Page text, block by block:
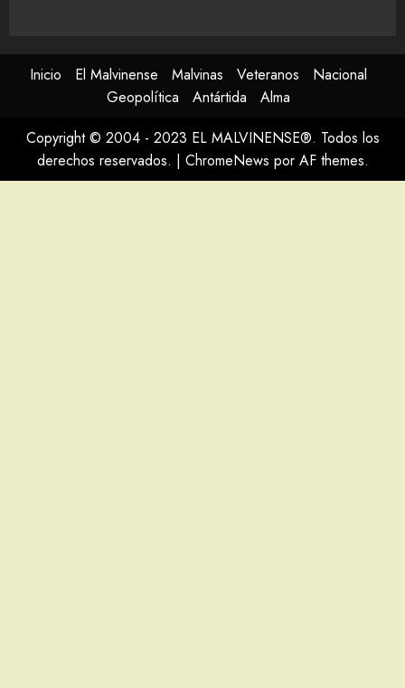
Inicio El Malvinense Malvinas Veteranos
Nacional
Geopolítica
Antártida
Alma
Copyright © 2004 - 2023 EL MALVINENSE®. Todos los
derechos reservados. | ChromeNews por AF themes.